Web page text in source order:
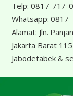
Telp: 0817-717-
Whatsapp:
Alamat: Jln.
Jakarta Barat
Jabodetabek &